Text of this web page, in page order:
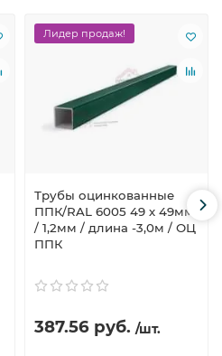
Лидер продаж!
Трубы оцинкованные
ППК/RAL 6005 49 х 49мм
/ 1,2мм / длина -3,0м / ОЦ
ППК
387.56 руб. /шт.